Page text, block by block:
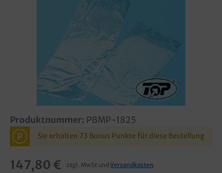
Produktnummer: PBMP-1825
P Sie erhalten 73 Bonus Punkte für diese Bestellung
147,80 € zzgl. MwSt und Versandkosten